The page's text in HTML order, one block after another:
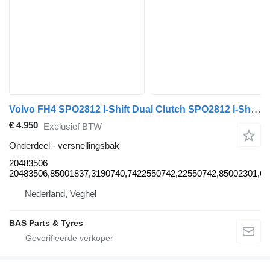
Volvo FH4 SPO2812 I-Shift Dual Clutch SPO2812 I-Shift Dual Clutch, Aut 20483506 versnellingsbak voor Volvo FH4 vrachtwagen
€ 4.950 Exclusief BTW
Onderdeel - versnellingsbak
20483506
Nederland, Veghel
BAS Parts & Tyres